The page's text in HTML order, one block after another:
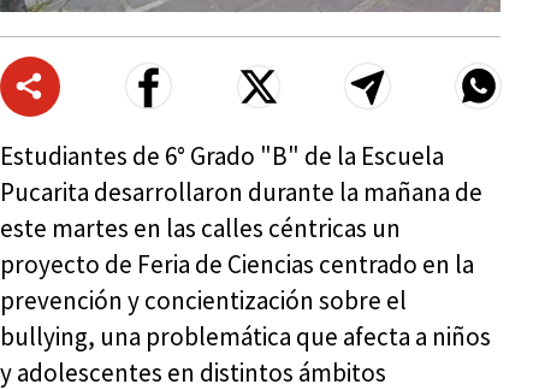
Estudiantes de 6° Grado "B" de la Escuela
Pucarita desarrollaron durante la mañana de
este martes en las calles céntricas un
proyecto de Feria de Ciencias centrado en la
prevención y concientización sobre el
bullying, una problemática que afecta a niños
y adolescentes en distintos ámbitos